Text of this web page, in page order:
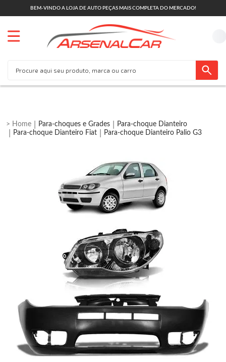
BEM-VINDO A LOJA DE AUTO PEÇAS MAIS COMPLETA DO MERCADO!
Para-choques e Grades
Para-choque Dianteiro
Para-choque Dianteiro Fiat
Para-choque Dianteiro Palio G3